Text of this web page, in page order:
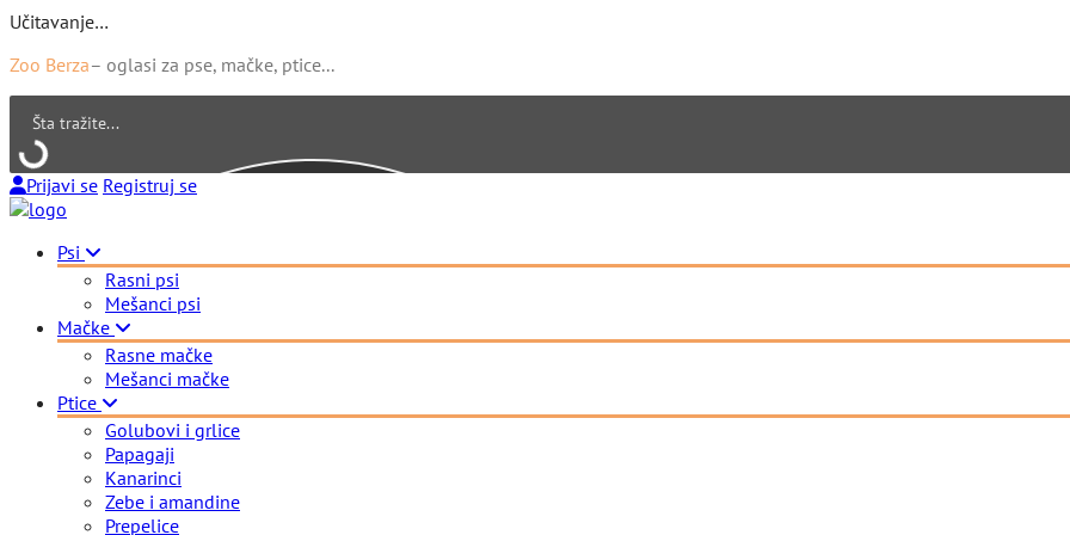
Učitavanje…
Zoo Berza– oglasi za pse, mačke, ptice...
Prijavi se Registruj se
Psi
Rasni psi
Mešanci psi
Mačke
Rasne mačke
Mešanci mačke
Ptice
Golubovi i grlice
Papagaji
Kanarinci
Zebe i amandine
Prepelice